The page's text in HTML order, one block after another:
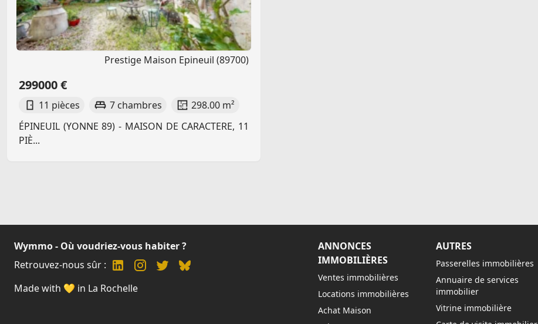
Prestige Maison Epineuil (89700)
299000 €
11 pièces 7 chambres
298.00 m²
ÉPINEUIL (YONNE 89) - MAISON DE CARACTERE, 11
PIÈ...
Wymmo - Où voudriez-vous habiter ?
Retrouvez-nous sûr :
Made with 💛 in La Rochelle
ANNONCES
IMMOBILIÈRES
Ventes immobilières
Locations immobilières
Achat Maison
AUTRES
Passerelles immobilières
Annuaire de services
immobilier
Vitrine immobilière